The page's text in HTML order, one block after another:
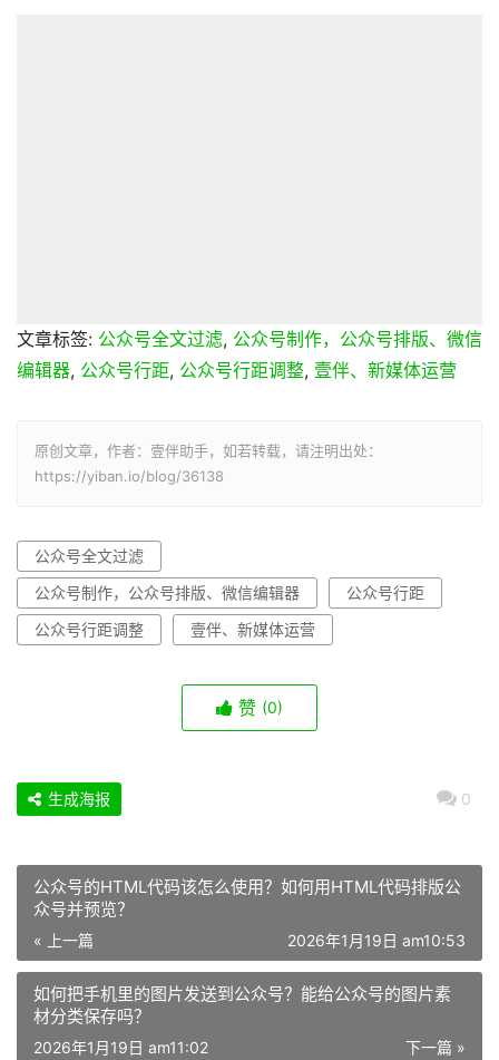
文章标签: 公众号全文过滤, 公众号制作，公众号排版、微信
编辑器, 公众号行距, 公众号行距调整, 壹伴、新媒体运营
原创文章，作者：壹伴助手，如若转载，请注明出处：
https://yiban.io/blog/36138
公众号全文过滤
公众号制作，公众号排版、微信编辑器
公众号行距
公众号行距调整
壹伴、新媒体运营
赞 (0)
0
生成海报
公众号的HTML代码该怎么使用？如何用HTML代码排版公
众号并预览？
« 上一篇 2026年1月19日 am10:53
如何把手机里的图片发送到公众号？能给公众号的图片素
材分类保存吗？
下一篇 »
2026年1月19日 am11:02